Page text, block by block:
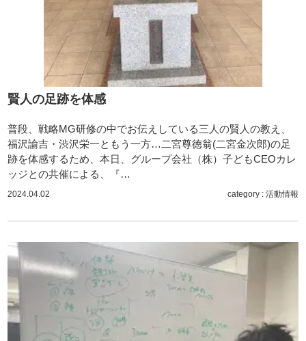
賢人の足跡を体感
普段、戦略MG研修の中でお伝えしている三人の賢人の教え、
福沢諭吉・渋沢栄一ともう一方…二宮尊徳翁(二宮金次郎)の足
跡を体感するため、本日、グループ会社（株）子どもCEOカレ
ッジとの共催による、『…
2024.04.02 category : 活動情報